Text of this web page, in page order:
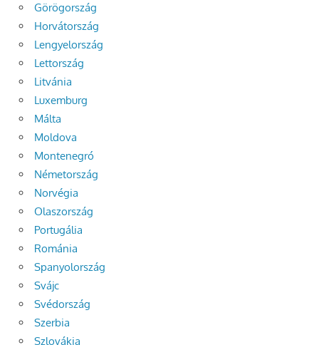
Görögország
Horvátország
Lengyelország
Lettország
Litvánia
Luxemburg
Málta
Moldova
Montenegró
Németország
Norvégia
Olaszország
Portugália
Románia
Spanyolország
Svájc
Svédország
Szerbia
Szlovákia